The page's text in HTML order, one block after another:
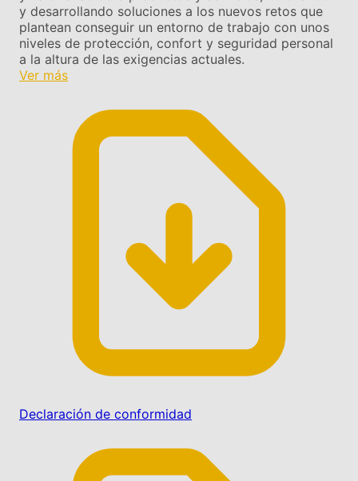
y desarrollando soluciones a los nuevos retos que
plantean conseguir un entorno de trabajo con unos
niveles de protección, confort y seguridad personal
a la altura de las exigencias actuales.
Ver más
Declaración de conformidad